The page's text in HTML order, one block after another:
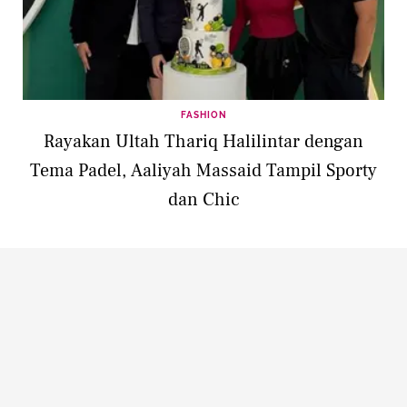
FASHION
Rayakan Ultah Thariq Halilintar dengan
Tema Padel, Aaliyah Massaid Tampil Sporty
dan Chic